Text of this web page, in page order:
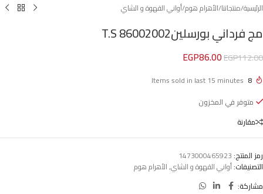
الرئيسية/منتجاتنا/الأهرام هوم/أواني القهوة و الشاي
مج فرداني بورسلينT.S 86002002
EGP112.00
EGP86.00
8
Items sold in last 15 minutes
متوفر في المخزون
مقارنة
رمز المنتج:1473000465923
التصنيفات:أواني القهوة و الشاي,الأهرام هوم
مشاركة: